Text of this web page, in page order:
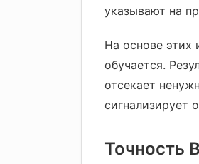
указывают на
На основе этих
обучается.
отсекает
сигнализирует
Точность